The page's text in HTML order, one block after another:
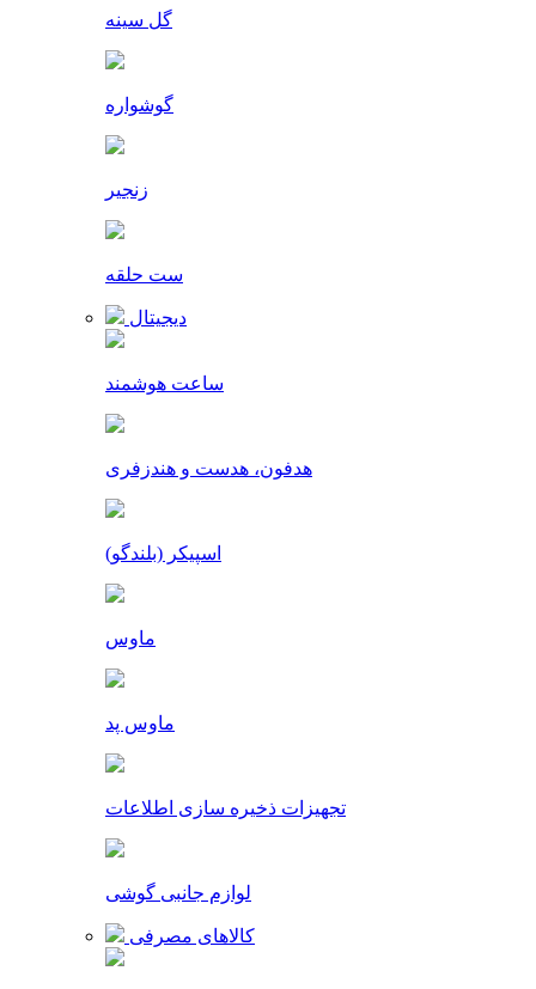
گل سینه
گوشواره
زنجیر
ست حلقه
دیجیتال
ساعت هوشمند
هدفون، هدست و هندزفری
اسپیکر (بلندگو)
ماوس
ماوس پد
تجهیزات ذخیره سازی اطلاعات
لوازم جانبی گوشی
کالاهای مصرفی